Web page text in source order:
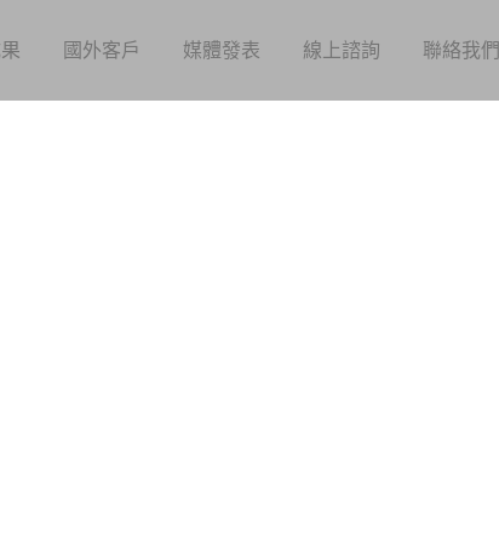
國外客戶 媒體發表 線上諮詢 聯絡我們